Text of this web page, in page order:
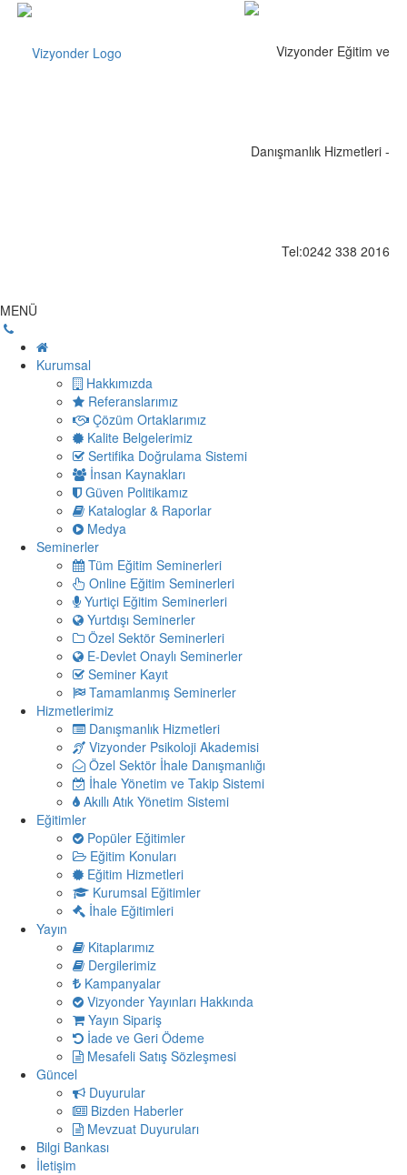
MENÜ
Kurumsal
Hakkımızda
Referanslarımız
Çözüm Ortaklarımız
Kalite Belgelerimiz
Sertifika Doğrulama Sistemi
İnsan Kaynakları
Güven Politikamız
Kataloglar & Raporlar
Medya
Seminerler
Tüm Eğitim Seminerleri
Online Eğitim Seminerleri
Yurtiçi Eğitim Seminerleri
Yurtdışı Seminerler
Özel Sektör Seminerleri
E-Devlet Onaylı Seminerler
Seminer Kayıt
Tamamlanmış Seminerler
Hizmetlerimiz
Danışmanlık Hizmetleri
Vizyonder Psikoloji Akademisi
Özel Sektör İhale Danışmanlığı
İhale Yönetim ve Takip Sistemi
Akıllı Atık Yönetim Sistemi
Eğitimler
Popüler Eğitimler
Eğitim Konuları
Eğitim Hizmetleri
Kurumsal Eğitimler
İhale Eğitimleri
Yayın
Kitaplarımız
Dergilerimiz
Kampanyalar
Vizyonder Yayınları Hakkında
Yayın Sipariş
İade ve Geri Ödeme
Mesafeli Satış Sözleşmesi
Güncel
Duyurular
Bizden Haberler
Mevzuat Duyuruları
Bilgi Bankası
İletişim